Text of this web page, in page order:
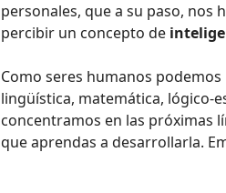
personales, que a su paso, nos
percibir un concepto de
Como seres humanos
lingüística, matemática, lógico-
concentramos en las próximas
que aprendas a desarrollarla.